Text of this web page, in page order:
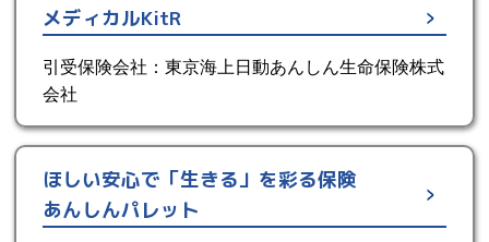
メディカルKitR
引受保険会社：東京海上日動あんしん生命保険株式
会社
ほしい安心で「生きる」を彩る保険
あんしんパレット